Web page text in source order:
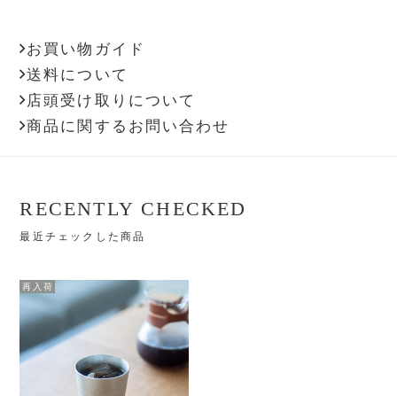
お買い物ガイド
送料について
店頭受け取りについて
商品に関するお問い合わせ
RECENTLY CHECKED
最近チェックした商品